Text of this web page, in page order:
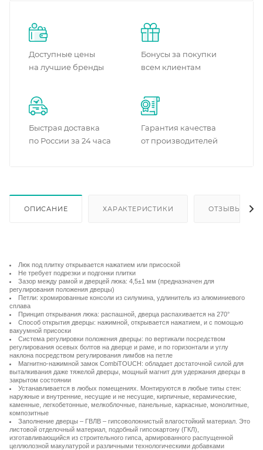
Доступные цены
на лучшие бренды
Бонусы за покупки
всем клиентам
Быстрая доставка
по России за 24 часа
Гарантия качества
от производителей
ОПИСАНИЕ ХАРАКТЕРИСТИКИ ОТЗЫВЫ
Люк под плитку открывается нажатием или присоской
Не требует подрезки и подгонки плитки
Зазор между рамой и дверцей люка: 4,5±1 мм (предназначен для
регулирования положения дверцы)
Петли: хромированные консоли из силумина, удлинитель из алюминиевого
сплава
Принцип открывания люка: распашной, дверца распахивается на 270°
Способ открытия дверцы: нажимной, открывается нажатием, и с помощью
вакуумной присоски
Система регулировки положения дверцы: по вертикали посредством
регулирования осевых болтов на дверце и раме, и по горизонтали и углу
наклона посредством регулирования лимбов на петле
Магнитно-нажимной замок CombiTOUCH: обладает достаточной силой для
выталкивания даже тяжелой дверцы, мощный магнит для удержания дверцы в
закрытом состоянии
Устанавливается в любых помещениях. Монтируются в любые типы стен:
наружные и внутренние, несущие и не несущие, кирпичные, керамические,
каменные, легкобетонные, мелкоблочные, панельные, каркасные, монолитные,
композитные
Заполнение дверцы – ГВЛВ – гипсоволокнистый влагостойкий материал. Это
листовой отделочный материал, подобный гипсокартону (ГКЛ),
изготавливающийся из строительного гипса, армированного распущенной
целлюлозной макулатурой и различными технологическими добавками